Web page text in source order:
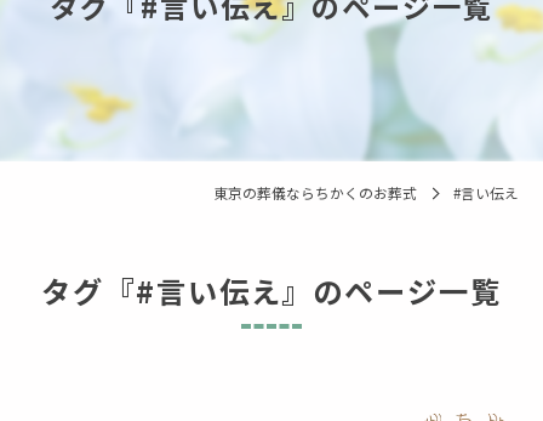
東京の葬儀ならちかくのお葬式 #言い伝え
タグ『#言い伝え』のページ一覧